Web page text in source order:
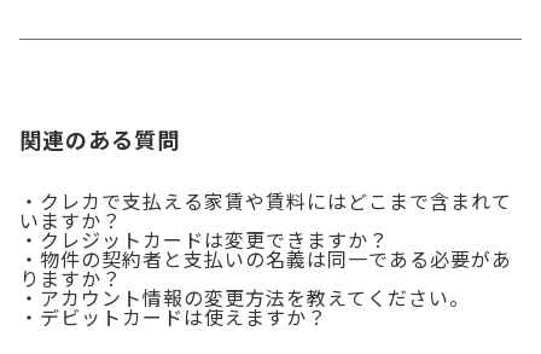
関連のある質問
・クレカで支払える家賃や賃料にはどこまで含まれて
いますか？
・クレジットカードは変更できますか？
・物件の契約者と支払いの名義は同一である必要があ
りますか？
・アカウント情報の変更方法を教えてください。
・デビットカードは使えますか？